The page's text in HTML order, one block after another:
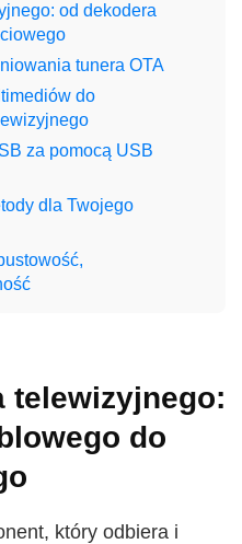
od dekodera
tunera OTA
do
za pomocą USB
dla Twojego
telewizyjnego:
do
który odbiera i